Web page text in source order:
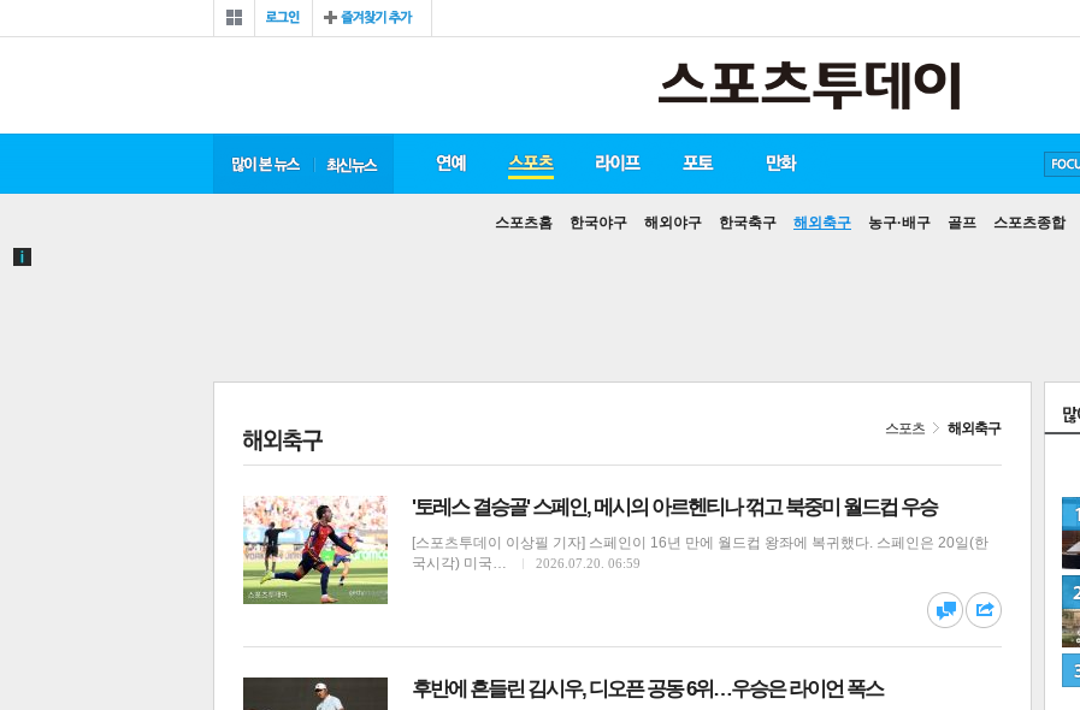
스포츠홈 한국야구 해외야구 한국축구 해외축구 농구·배구 골프 스포츠종합
방탄소년단
손흥민
스포츠 해외축구
'토레스 결승골' 스페인, 메시의 아르헨티나 꺾고 북중미 월드컵 우승
[스포츠투데이 이상필 기자] 스페인이 16년 만에 월드컵 왕좌에 복귀했다. 스페인은 20일(한
국시각) 미국…
2026.07.20. 06:59
후반에 흔들린 김시우, 디오픈 공동 6위…우승은 라이언 폭스